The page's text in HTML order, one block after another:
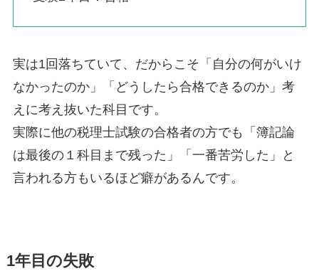
実は1回落ちていて、だからこそ「自分の何がいけ
なかったのか」「どうしたら合格できるのか」考
えに考え抜いた科目です。
実際に他の税理士試験の合格者の方でも「簿記論
は最後の１科目まで残った」「一番苦労した」と
言われる方もいるほど癖があるんです。
1年目の失敗